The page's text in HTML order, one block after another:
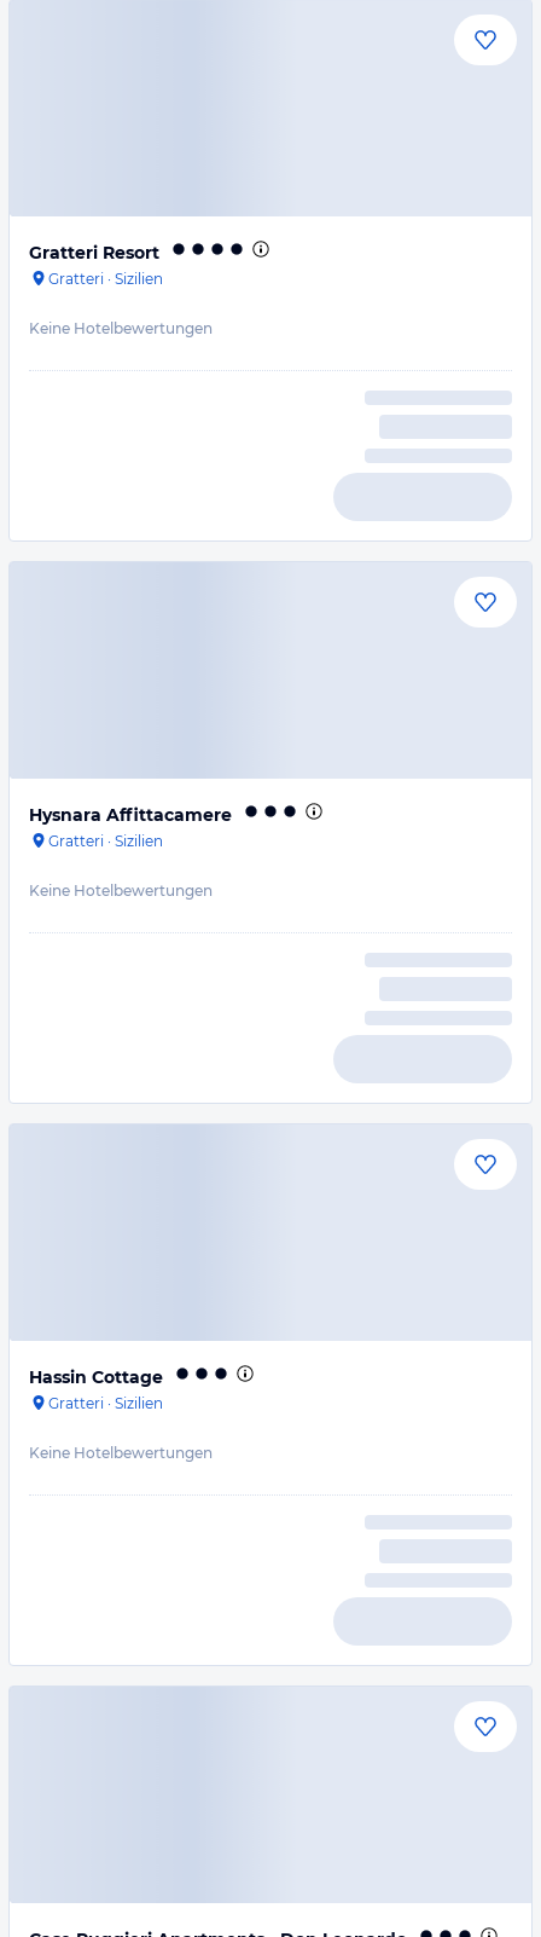
Gratteri Resort
Gratteri · Sizilien
Keine Hotelbewertungen
Hysnara Affittacamere
Gratteri · Sizilien
Keine Hotelbewertungen
Hassin Cottage
Gratteri · Sizilien
Keine Hotelbewertungen